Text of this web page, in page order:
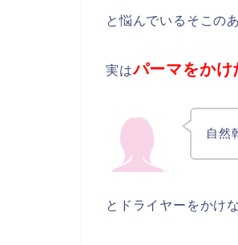
と悩んでいるそこの
実はパーマをかけ
自然
とドライヤーをかけ